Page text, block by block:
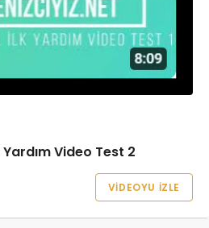
Video Test 2
VIDEOYU İZLE